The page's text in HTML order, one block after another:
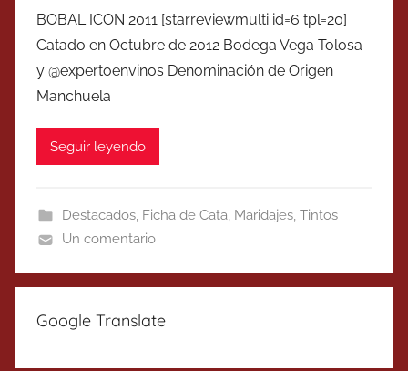
BOBAL ICON 2011 [starreviewmulti id=6 tpl=20]
Catado en Octubre de 2012 Bodega Vega Tolosa
y @expertoenvinos Denominación de Origen
Manchuela
Seguir leyendo
Destacados, Ficha de Cata, Maridajes, Tintos
Un comentario
Google Translate